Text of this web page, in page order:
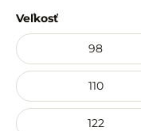
Veľkosť
98
110
122